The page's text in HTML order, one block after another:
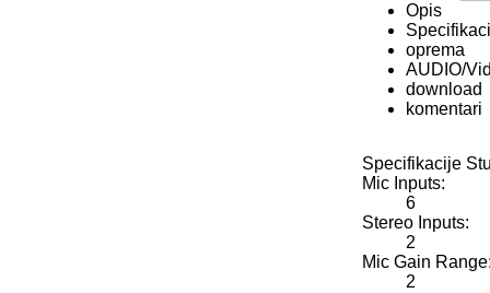
Opis
oprema
AUDIO/
download
komentari
Specifikacije
Mic Inputs:
6
Stereo Inputs:
2
Mic Gain
2